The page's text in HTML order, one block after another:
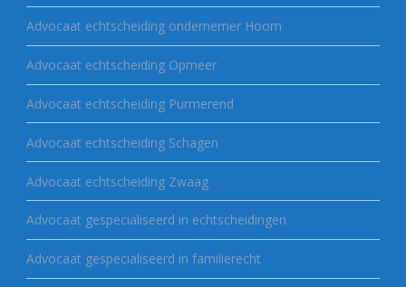
Advocaat echtscheiding ondernemer Hoorn
Advocaat echtscheiding Opmeer
Advocaat echtscheiding Purmerend
Advocaat echtscheiding Schagen
Advocaat echtscheiding Zwaag
Advocaat gespecialiseerd in echtscheidingen
Advocaat gespecialiseerd in familierecht